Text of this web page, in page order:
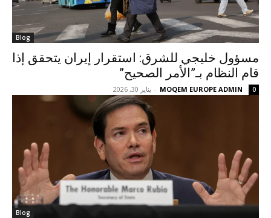
Blog
مسؤول خليجي للشرق: استقرار إيران يتحقق إذا
قام النظام بـ”الأمر الصحيح”
MOQEM EUROPE ADMIN
- يناير 30, 2026 0
Blog